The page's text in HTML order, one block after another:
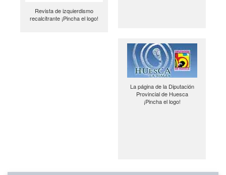
Revista de izquierdismo
recalcitrante ¡Pincha el logo!
La página de la Diputación
Provincial de Huesca
¡Pincha el logo!